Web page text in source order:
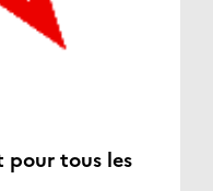
pour tous les